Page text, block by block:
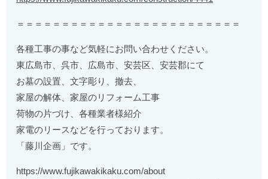
＝＝＝＝＝＝＝＝＝＝＝＝＝＝＝＝＝＝＝＝＝＝＝＝＝
各種工事の事など気軽にお問い合わせください。
東広島市、呉市、広島市、安芸区、安芸郡にて
お墓の設置、文字彫り、撤去、
家屋の解体、家屋のリフォーム工事
荷物の片づけ、各種業者様紹介
家電のリースなどを行っております。
「藤川企画」です。
https://www.fujikawakikaku.com/about